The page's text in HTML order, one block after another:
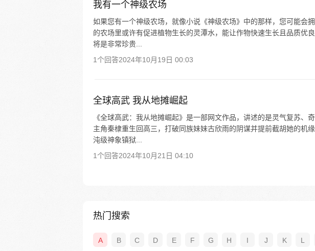
我有一个神级农场
如果您有一个神级农场，就像小说《神级农场》中的那样，您可能会
的农场里或许有促进植物生长的灵潭水，能让作物快速生长且品质优
将是非常珍贵...
1个回答2024年10月19日 00:03
全球高武 我从地摊崛起
《全球高武：我从地摊崛起》是一部网文作品，讲述的是灵气复苏、
主角秦棣重生回高三，打破同族妹妹古欣雨的阴谋并提前截胡她的机
沌级神象镇狱...
1个回答2024年10月21日 04:10
热门搜索
A B C D E F G H I J K L